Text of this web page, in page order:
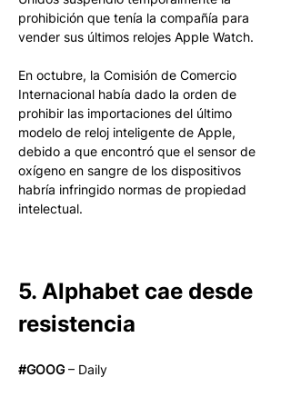
prohibición que tenía la compañía para
vender sus últimos relojes Apple Watch.
En octubre, la Comisión de Comercio
Internacional había dado la orden de
prohibir las importaciones del último
modelo de reloj inteligente de Apple,
debido a que encontró que el sensor de
oxígeno en sangre de los dispositivos
habría infringido normas de propiedad
intelectual.
5. Alphabet cae desde
resistencia
#GOOG – Daily